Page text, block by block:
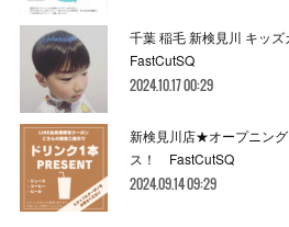
千葉 稲毛 新検見川 キッ
FastCutSQ
2024.10.17 00:29
新検見川店★オープニン
ス！ FastCutSQ
2024.09.14 09:29